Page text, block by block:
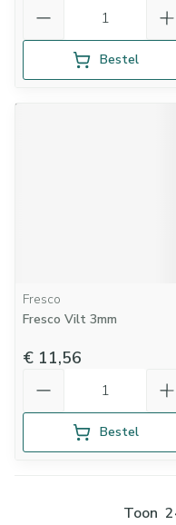
Bestel
Fresco
Fresco Vilt 3mm
€ 11,56
Bestel
Toon